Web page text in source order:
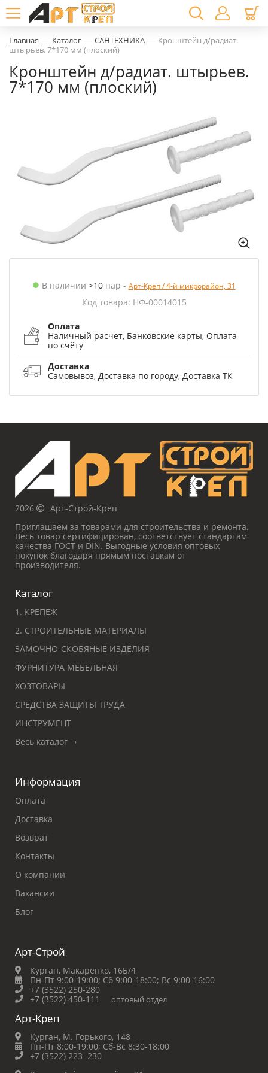
Главная — Каталог — САНТЕХНИКА — Кронштейн д/радиат.
штырьев. 7*170 мм (плоский)
Кронштейн д/радиат. штырьев.
7*170 мм (плоский)
В наличии >10пар - Арт-Креп / 4-й микрорайон, 31
Код товара: НФ-00014015
Оплата
Наличный расчет, Банковские карты, Оплата
по счёту
Доставка
Самовывоз, Доставка по городу, Доставка ТК
2026
Арт-Строй-Креп
Приглашаем за товарами для строительства и ремонта.
Весь товар сертифицирован, соответствует стандартам
качества ГОСТ и DIN. Выгодные условия оптовых
покупок благодаря прямым поставкам от
производителя.
Каталог
1. КРЕПЕЖ
2. СТРОИТЕЛЬНЫЕ МАТЕРИАЛЫ
ЗАМОЧНО-СКОБЯНЫЕ ИЗДЕЛИЯ
ФУРНИТУРА МЕБЕЛЬНАЯ
ХОЗТОВАРЫ
СРЕДСТВА ЗАЩИТЫ ТРУДА
ИНСТРУМЕНТ
Весь каталог ➝
Информация
Оплата
Доставка
Возврат
Контакты
О компании
Вакансии
Блог
Арт-Строй
Курган, Макаренко, 16Б/4
Пн-Пт 9:00-19:00; Сб 9:00-18:00; Вс 9:00-16:00
+7 (3522) 250-280
+7 (3522) 450-111
оптовый отдел
Арт-Креп
Курган, М. Горького, 148
Пн-Пт 8:00-19:00; Сб-Вс 8:30-18:00
+7 (3522) 223‒230